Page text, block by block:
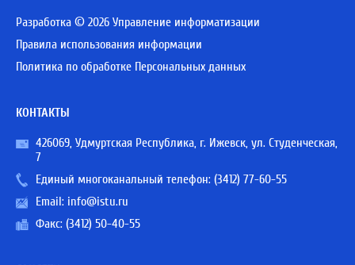
Разработка © 2026 Управление информатизации
Правила использования информации
Политика по обработке Персональных данных
КОНТАКТЫ
426069, Удмуртская Республика, г. Ижевск, ул. Студенческая,
7
Единый многоканальный телефон: (3412) 77-60-55
Email: info@istu.ru
Факс: (3412) 50-40-55